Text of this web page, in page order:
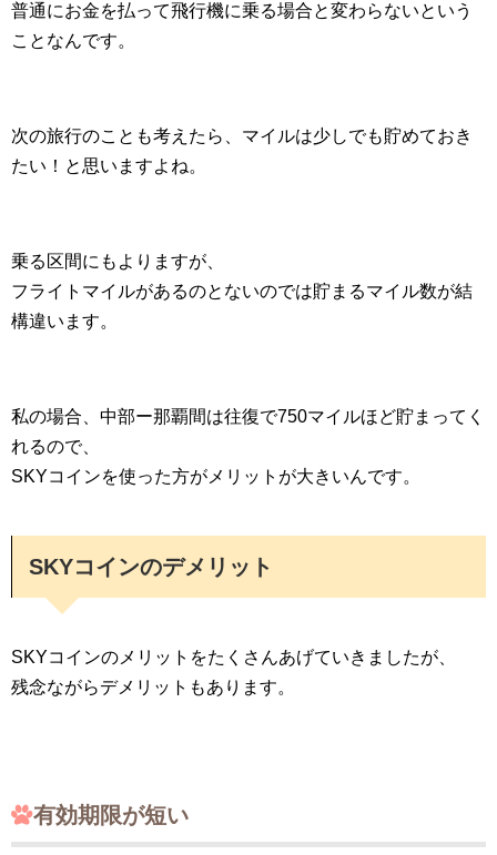
普通にお金を払って飛行機に乗る場合と変わらないという
ことなんです。
次の旅行のことも考えたら、マイルは少しでも貯めておき
たい！と思いますよね。
乗る区間にもよりますが、
フライトマイルがあるのとないのでは貯まるマイル数が結
構違います。
私の場合、中部ー那覇間は往復で750マイルほど貯まってく
れるので、
SKYコインを使った方がメリットが大きいんです。
SKYコインのデメリット
SKYコインのメリットをたくさんあげていきましたが、
残念ながらデメリットもあります。
有効期限が短い